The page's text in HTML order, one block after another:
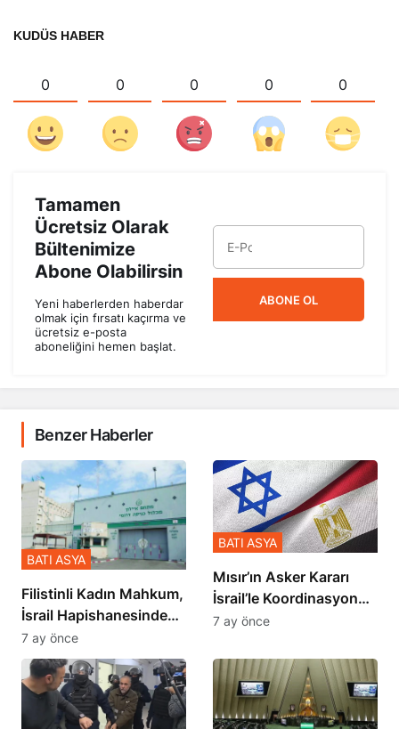
KUDÜS HABER
0 0 0 0 0
Tamamen
Ücretsiz Olarak
Bültenimize
Abone Olabilirsin
Yeni haberlerden haberdar
olmak için fırsatı kaçırma ve
ücretsiz e-posta
aboneliğini hemen başlat.
ABONE OL
Benzer Haberler
Filistinli Kadın Mahkum,
İsrail Hapishanesindeki
Zulmü Anlattı
BATI ASYA
7 ay önce
Mısır’ın Asker Kararı
İsrail’le Koordinasyon
İçinde Gerçekleşmiş
BATI ASYA
7 ay önce